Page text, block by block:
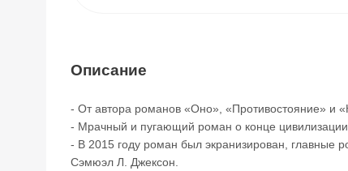
Описание
- От автора романов «Оно», «Противостояние» и
- Мрачный и пугающий роман о конце цивилизации.
- В 2015 году роман был экранизирован, главные
Сэмюэл Л. Джексон.